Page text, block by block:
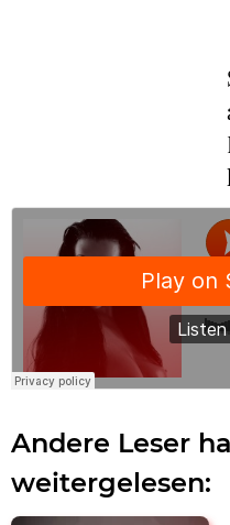
Andere Leser
weitergelesen: